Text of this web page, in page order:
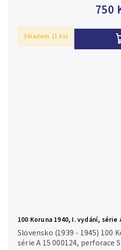
750
Skladem (1 ks)
100 Koruna 1940, I. vydání, série
Slovensko (1939 - 1945) 100
série A 15 000124, perforace